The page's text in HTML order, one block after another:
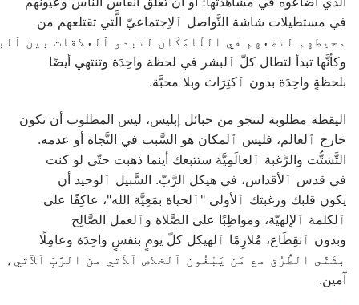
في مستطيلات شاشة التَّواصل ﭐلاِجتماعيّ الَّتي تقتلعهم من
محيطهم لتضعهم في اللَّامَكَان لتبدو ﭐلعلاقات بين
وكأنَّها تبدأ لتطال كلّ ﭐلبشر في لحظة واحِدَة وتنتهي أيضًا
بلحظةٍ واحِدَة بدون ﭐكتِرَاث وبلا محبَّة.
اليقظة مطلوبة لتنجو من حبائل إبليس، ليس المطلوب أن تكون
خارج ﭐلعالم، فليس ﭐلمكان هو السَّبب في النَّجاة أو عدمه.
التَّشتُّت والرَّغبة ﭐلعالَمِيَّة ستتبعك أينما ذهبت حتّى لو كنت
في قدس ﭐلأقداس، في هيكل الرَّبّ. السَّبيل ﭐلوحيد أن
يكون قلبك ورغبتك ﭐلأولى "ﭐلحياة بمَعِيَّة الله"، عاكِفًا على
ﭐلكلمة ﭐلإلهيّة، ومواظِبًا على الصَّلاة وﭐلعمل الصَّالِح
وبدون ﭐنقِطَاع، مُلازِمًا ﭐلهيكل كلّ يومٍ بنفسٍ واحِدَة وعامِلًا
بشَتَّى الطُّرُق مع مَن يَبْغُون ﭐلخلاص ﭐلآتي من الرَّبِّ ﭐلآتي،
آمين.